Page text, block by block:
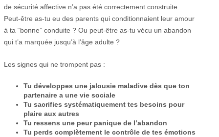
de sécurité affective n’a pas été correctement construite.
Peut-être as-tu eu des parents qui conditionnaient leur amour
à ta “bonne” conduite ? Ou peut-être as-tu vécu un abandon
qui t’a marquée jusqu’à l’âge adulte ?
Les signes qui ne trompent pas :
Tu développes une jalousie maladive dès que ton
partenaire a une vie sociale
Tu sacrifies systématiquement tes besoins pour
plaire aux autres
Tu ressens une peur panique de l’abandon
Tu perds complètement le contrôle de tes émotions